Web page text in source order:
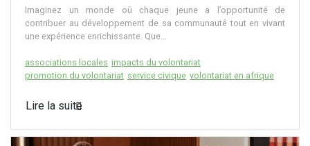
Imaginez un monde où chaque jeune a l’opportunité de
contribuer au développement de sa communauté tout en vivant
une expérience enrichissante. Que...
associations locales impacts du volontariat
promotion du volontariat service civique volontariat en afrique
Lire la suite